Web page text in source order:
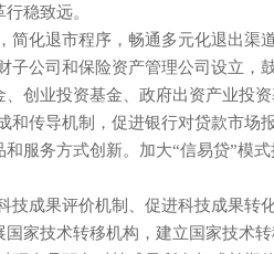
稳致远。
准，简化退市程序，畅通多元化退
公司和保险资产管理公司设立，鼓
业投资基金、政府出资产业投资
率形成和传导机制，促进银行对贷
服务方式创新。加大“信易贷”模
善科技成果评价机制、促进科技
家技术转移机构，建立国家技术